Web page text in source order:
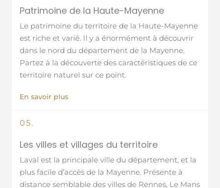
Patrimoine de la Haute-Mayenne
Le patrimoine du territoire de la Haute-Mayenne
est riche et varié. Il y a énormément à découvrir
dans le nord du département de la Mayenne.
Partez à la découverte des caractéristiques de ce
territoire naturel sur ce point.
En savoir plus
05.
Les villes et villages du territoire
Laval est la principale ville du département, et la
plus facile d’accès de la Mayenne. Présente à
distance semblable des villes de Rennes, Le Mans